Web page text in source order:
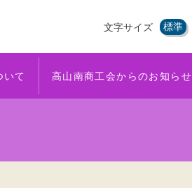
文字サイズ 標準
いて 高山南商工会からのお知らせ